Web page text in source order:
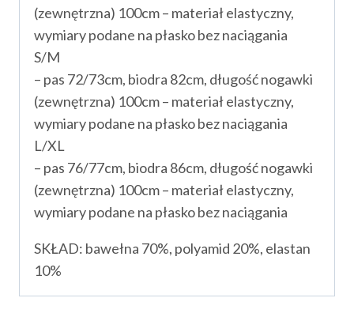
(zewnętrzna) 100cm – materiał elastyczny,
wymiary podane na płasko bez naciągania
S/M
– pas 72/73cm, biodra 82cm, długość nogawki
(zewnętrzna) 100cm – materiał elastyczny,
wymiary podane na płasko bez naciągania
L/XL
– pas 76/77cm, biodra 86cm, długość nogawki
(zewnętrzna) 100cm – materiał elastyczny,
wymiary podane na płasko bez naciągania
SKŁAD: bawełna 70%, polyamid 20%, elastan
10%